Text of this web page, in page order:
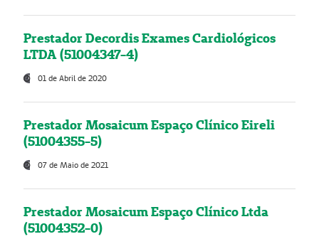
Prestador Decordis Exames Cardiológicos
LTDA (51004347-4)
01 de Abril de 2020
Prestador Mosaicum Espaço Clínico Eireli
(51004355-5)
07 de Maio de 2021
Prestador Mosaicum Espaço Clínico Ltda
(51004352-0)